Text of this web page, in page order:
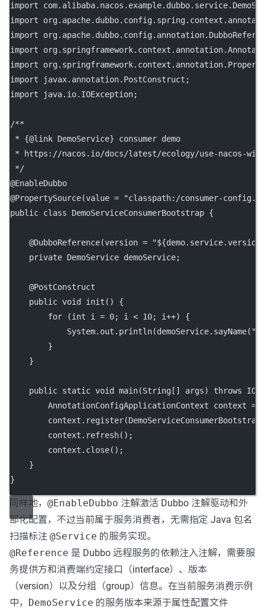
import
import
import
import
import
import javax.annotation.PostConstruct;
import java.io.IOException;
/**
* {@link DemoService} consumer demo
* https://nacos.io/docs/latest/ecology/use-nacos-
*/
@EnableDubbo
@PropertySource(value =
"classpath:/consumer-
public class DemoServiceConsumerBootstrap {
    @
DubboReference(version =
private DemoService demoService;
    @
PostConstruct
public void init () {
for (int i = 0; i < 10; i++) {
            System.out.
println(demoService. sayName(
        }
    }
public static void main(String [] args) throws
        AnnotationConfigApplicationContext context
=
        context.
register
        context.
refresh();
        context.
close();
    }
}
同样地， @EnableDubbo 注解激活 Dubbo 注解驱动和外
部化配置，不过当前属于服务消费者，无需指定 Java 包名
扫描标注 @Service 的服务实现。
@Reference 是 Dubbo 远程服务的依赖注入注解，需要服
务提供方和消费端约定接口（interface）、版本
（version）以及分组（group）信息。在当前服务消费示例
中，
DemoService 的服务版本来源于属性配置文件